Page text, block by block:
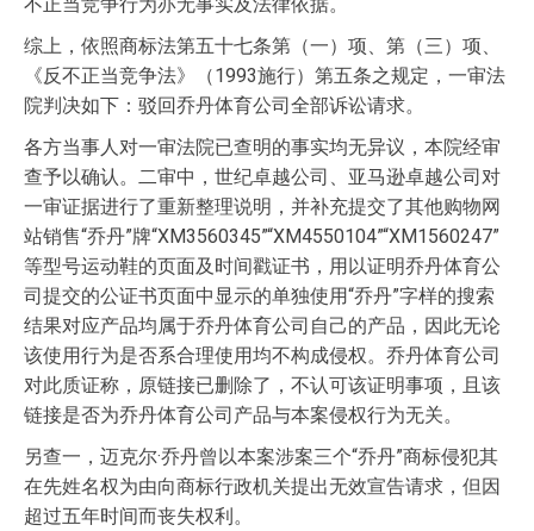
综上，依照商标法第五十七条第（一）项、第（三）项、
《反不正当竞争法》（1993施行）第五条之规定，一审法
院判决如下：驳回乔丹体育公司全部诉讼请求。
各方当事人对一审法院已查明的事实均无异议，本院经审
查予以确认。二审中，世纪卓越公司、亚马逊卓越公司对
一审证据进行了重新整理说明，并补充提交了其他购物网
站销售“乔丹”牌“XM3560345”“XM4550104”“XM1560247”
等型号运动鞋的页面及时间戳证书，用以证明乔丹体育公
司提交的公证书页面中显示的单独使用“乔丹”字样的搜索
结果对应产品均属于乔丹体育公司自己的产品，因此无论
该使用行为是否系合理使用均不构成侵权。乔丹体育公司
对此质证称，原链接已删除了，不认可该证明事项，且该
链接是否为乔丹体育公司产品与本案侵权行为无关。
另查一，迈克尔·乔丹曾以本案涉案三个“乔丹”商标侵犯其
在先姓名权为由向商标行政机关提出无效宣告请求，但因
超过五年时间而丧失权利。